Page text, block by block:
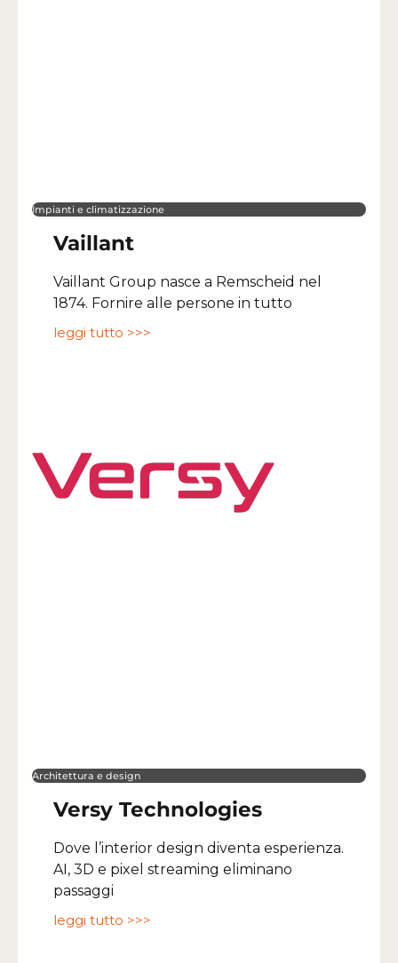
Impianti e climatizzazione
Vaillant
Vaillant Group nasce a Remscheid nel
1874. Fornire alle persone in tutto
leggi tutto >>>
Architettura e design
Versy Technologies
Dove l’interior design diventa esperienza.
AI, 3D e pixel streaming eliminano
passaggi
leggi tutto >>>